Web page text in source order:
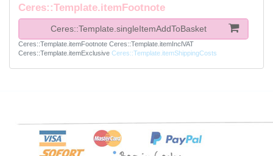
Ceres::Template.itemFootnote
Ceres::Template.singleItemAddToBasket
Ceres::Template.itemFootnote Ceres::Template.itemInclVAT
Ceres::Template.itemExclusive Ceres::Template.itemShippingCosts